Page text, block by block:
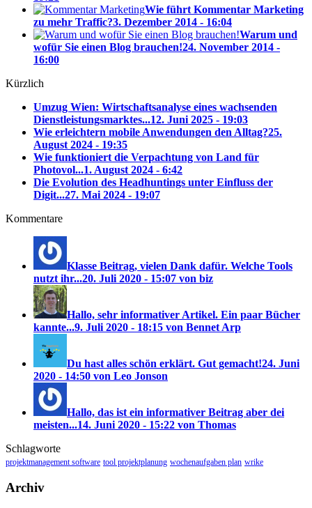
Wie führt Kommentar Marketing
zu mehr Traffic?3. Dezember 2014 - 16:04
Warum und
wofür Sie einen Blog brauchen!24. November 2014 -
16:00
Kürzlich
Umzug Wien: Wirtschaftsanalyse eines wachsenden
Dienstleistungsmarktes...12. Juni 2025 - 19:03
Wie erleichtern mobile Anwendungen den Alltag?25.
August 2024 - 19:35
Wie funktioniert die Verpachtung von Land für
Photovol...1. August 2024 - 6:42
Die Evolution des Headhuntings unter Einfluss der
Digit...27. Mai 2024 - 19:07
Kommentare
Klasse Beitrag, vielen Dank dafür. Welche Tools
nutzt ihr...20. Juli 2020 - 15:07 von biz
Hallo, sehr informativer Artikel. Ein paar Bücher
kannte...9. Juli 2020 - 18:15 von Bennet Arp
Du hast alles schön erklärt. Gut gemacht!24. Juni
2020 - 14:50 von Leo Jonson
Hallo, das ist ein informativer Beitrag aber dei
meisten...14. Juni 2020 - 15:22 von Thomas
Schlagworte
projektmanagement software tool projektplanung wochenaufgaben plan wrike
Archiv